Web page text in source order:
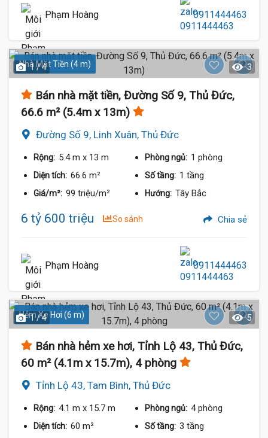
Phạm Hoàng 0911444463
Nhà Mặt Tiền (4 m)
1 / 4 3
Bán nhà mặt tiền, Đường Số 9, Thủ Đức,
66.6 m² (5.4m x 13m)
Đường Số 9, Linh Xuân, Thủ Đức
Rộng: 5.4 m x 13 m Phòng ngủ: 1 phòng
Diện tích: 66.6 m² Số tầng: 1 tầng
Giá/m²: 99 triệu/m² Hướng: Tây Bắc
6 tỷ 600 triệu So sánh Chia sẻ
Phạm Hoàng 0911444463
Hẻm Xe Hơi (6 m)
1 / 4 5
Bán nhà hẻm xe hơi, Tỉnh Lộ 43, Thủ Đức,
60 m² (4.1m x 15.7m), 4 phòng
Tỉnh Lộ 43, Tam Bình, Thủ Đức
Rộng: 4.1 m x 15.7 m Phòng ngủ: 4 phòng
Diện tích: 60 m² Số tầng: 3 tầng